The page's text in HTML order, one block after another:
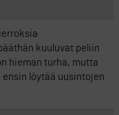
kuuluvat peliin
hieman turha, mutta
löytää uusintojen